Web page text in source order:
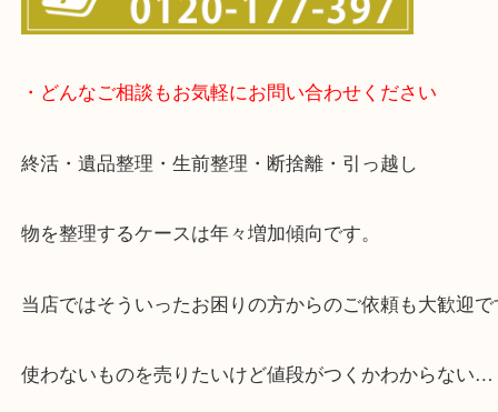
▽お電話の方は下記バナーをタップしてください▽